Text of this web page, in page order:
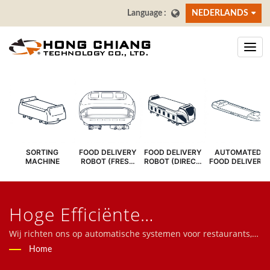
NEDERLANDS
SORTING
MACHINE
FOOD DELIVERY
ROBOT (FRESH
FOOD DELIVERY
ROBOT (DIRECT
AUTOMATED
FOOD DELIVERY
Hoge Efficiënte
BezorgingGezocht | Sushi
Wij richten ons op automatische systemen voor restaurants,
waaronder voedselbezorgrobots, het
Home